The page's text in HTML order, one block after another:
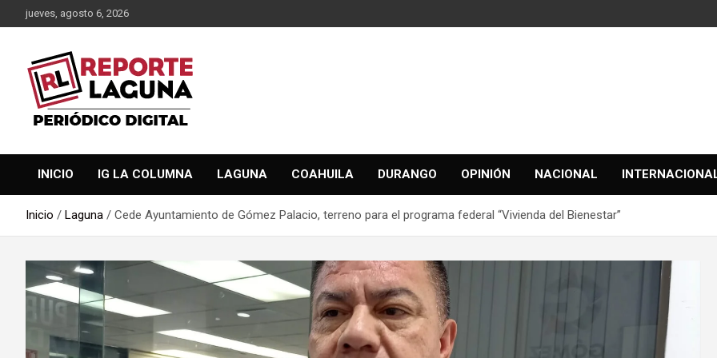
Saltar
al
jueves, agosto 6, 2026
Reporte Laguna
INICIO IG LA COLUMNA LAGUNA COAHUILA DURANGO OPINIÓN NACIONAL
Inicio Laguna Cede Ayuntamiento de Gómez Palacio, terreno para el programa federal “Vivienda del Bienestar”